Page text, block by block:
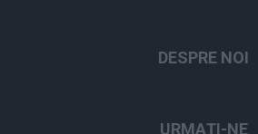
DESPRE NOI
URMAȚI-NE